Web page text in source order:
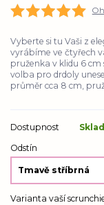
Vyberte si tu Vaši z
vyrábíme ve čtyřech
pruženka v klidu 6 cm
volba pro drdoly
průměr cca 8 cm,
Dostupnost
Odstín
Varianta vaší